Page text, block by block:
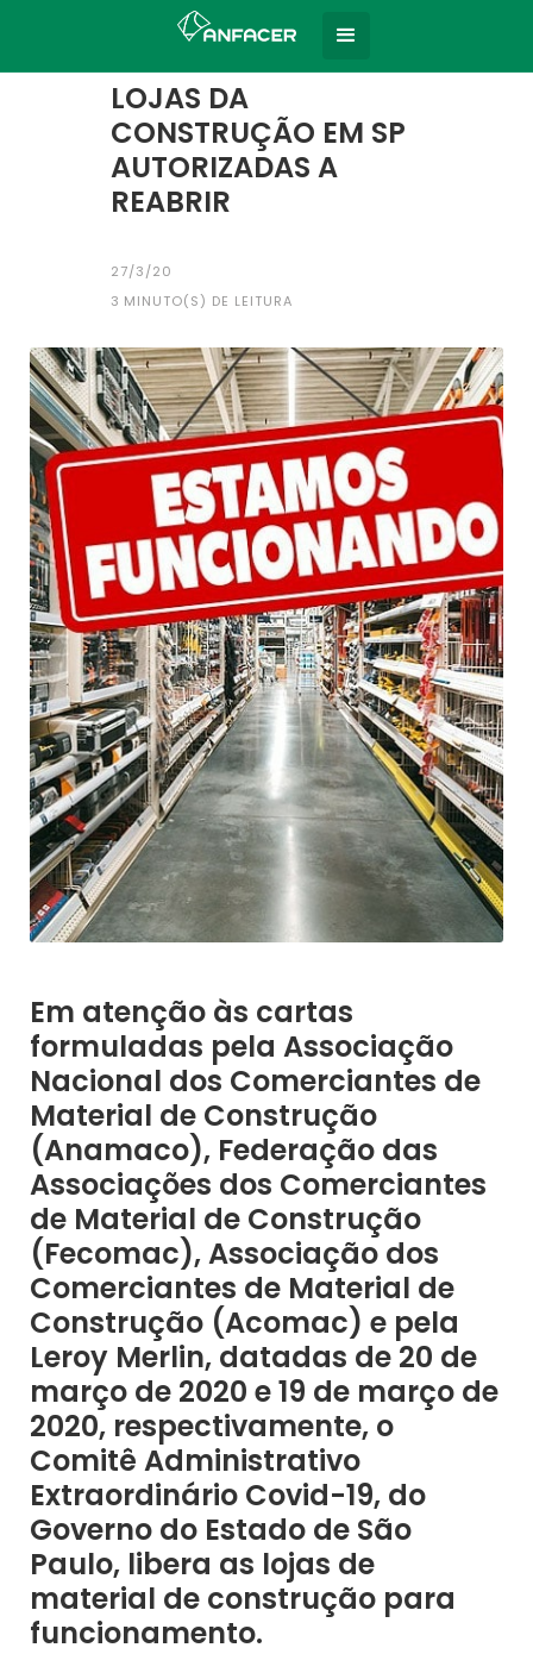
Todas as notícias
LOJAS DA
CONSTRUÇÃO EM SP
AUTORIZADAS A
REABRIR
27/3/20
3 MINUTO(S) DE LEITURA
Em atenção às cartas
formuladas pela Associação
Nacional dos Comerciantes de
Material de Construção
(Anamaco), Federação das
Associações dos Comerciantes
de Material de Construção
(Fecomac), Associação dos
Comerciantes de Material de
Construção (Acomac) e pela
Leroy Merlin, datadas de 20 de
março de 2020 e 19 de março de
2020, respectivamente, o
Comitê Administrativo
Extraordinário Covid-19, do
Governo do Estado de São
Paulo, libera as lojas de
material de construção para
funcionamento.